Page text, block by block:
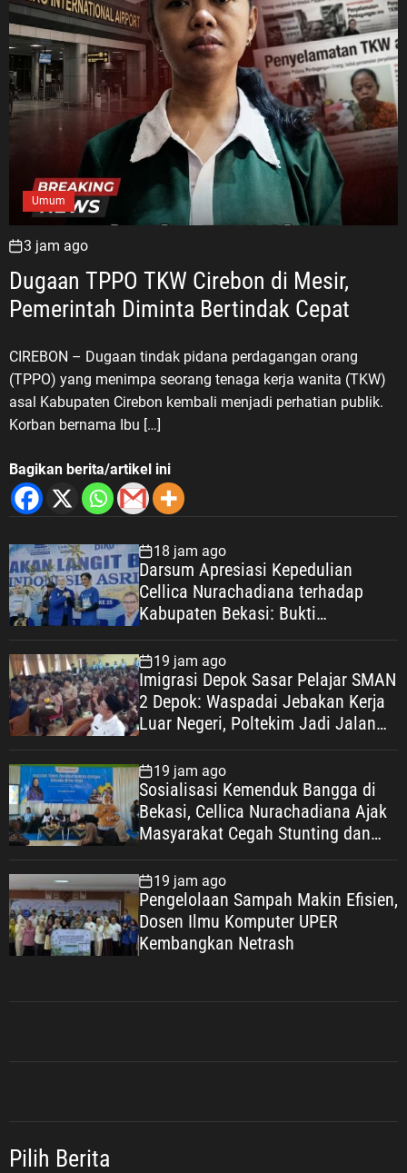
Umum
3 jam ago
Dugaan TPPO TKW Cirebon di Mesir,
Pemerintah Diminta Bertindak Cepat
CIREBON – Dugaan tindak pidana perdagangan orang
(TPPO) yang menimpa seorang tenaga kerja wanita (TKW)
asal Kabupaten Cirebon kembali menjadi perhatian publik.
Korban bernama Ibu […]
Bagikan berita/artikel ini
18 jam ago
Darsum Apresiasi Kepedulian
Cellica Nurachadiana terhadap
Kabupaten Bekasi: Bukti
Masyarakat
19 jam ago
Imigrasi Depok Sasar Pelajar SMAN
2 Depok: Waspadai Jebakan Kerja
Luar Negeri, Poltekim Jadi Jalan
19 jam ago
Sosialisasi Kemenduk Bangga di
Bekasi, Cellica Nurachadiana Ajak
Masyarakat Cegah Stunting dan
19 jam ago
Pengelolaan Sampah Makin Efisien,
Dosen Ilmu Komputer UPER
Kembangkan Netrash
Pilih Berita